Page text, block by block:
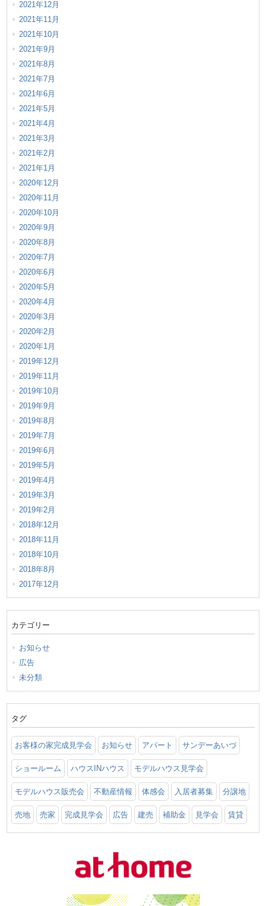
2021年12月
2021年11月
2021年10月
2021年9月
2021年8月
2021年7月
2021年6月
2021年5月
2021年4月
2021年3月
2021年2月
2021年1月
2020年12月
2020年11月
2020年10月
2020年9月
2020年8月
2020年7月
2020年6月
2020年5月
2020年4月
2020年3月
2020年2月
2020年1月
2019年12月
2019年11月
2019年10月
2019年9月
2019年8月
2019年7月
2019年6月
2019年5月
2019年4月
2019年3月
2019年2月
2018年12月
2018年11月
2018年10月
2018年8月
2017年12月
カテゴリー
お知らせ
広告
未分類
タグ
お客様の家完成見学会 お知らせ アパート サンデーあいづ
ショールーム ハウスINハウス モデルハウス見学会
モデルハウス販売会 不動産情報 体感会 入居者募集 分譲地
売地 売家 完成見学会 広告 建売 補助金 見学会 賃貸